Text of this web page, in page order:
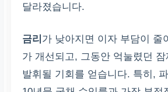
달라졌습니다.
금리 가 낮아지면 이자 부담이 줄
가 개선되고, 그동안 억눌렸던
발휘될 기회를 얻습니다. 특히,